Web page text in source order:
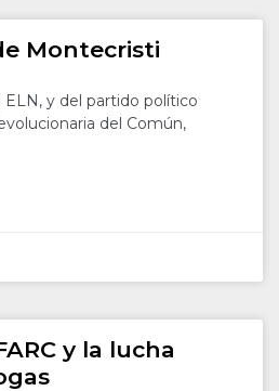
Montecristi
ELN, y del partido político
del Común,
y la lucha